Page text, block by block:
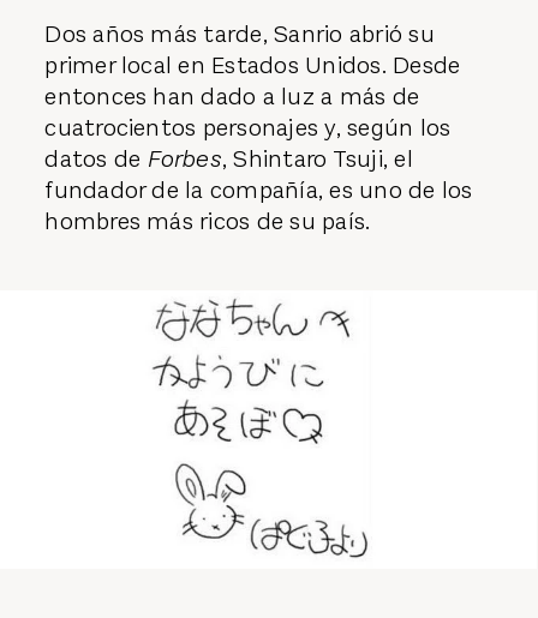
Dos años más tarde, Sanrio abrió su
primer local en Estados Unidos. Desde
entonces han dado a luz a más de
cuatrocientos personajes y, según los
datos de Forbes, Shintaro Tsuji, el
fundador de la compañía, es uno de los
hombres más ricos de su país.